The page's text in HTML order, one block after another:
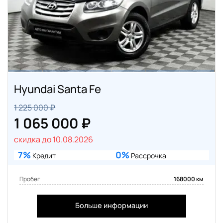
Hyundai Santa Fe
1 225 000 ₽
1 065 000 ₽
скидка до 10.08.2026
7% Кредит 0% Рассрочка
Пробег 168000 км
Больше информации